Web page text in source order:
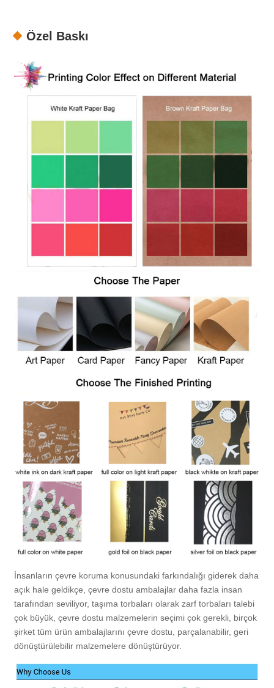
Özel Baskı
İnsanların çevre koruma konusundaki farkındalığı giderek daha
açık hale geldikçe, çevre dostu ambalajlar daha fazla insan
tarafından seviliyor, taşıma torbaları olarak zarf torbaları talebi
çok büyük, çevre dostu malzemelerin seçimi çok gerekli, birçok
şirket tüm ürün ambalajlarını çevre dostu, parçalanabilir, geri
dönüştürülebilir malzemelere dönüştürüyor.